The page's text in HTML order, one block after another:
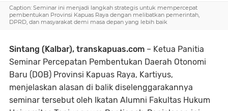
Caption: Seminar ini menjadi langkah strategis untuk mempercepat
pembentukan Provinsi Kapuas Raya dengan melibatkan pemerintah,
DPRD, dan masyarakat demi masa depan yang lebih baik
Sintang (Kalbar), transkapuas.com – Ketua Panitia
Seminar Percepatan Pembentukan Daerah Otonomi
Baru (DOB) Provinsi Kapuas Raya, Kartiyus,
menjelaskan alasan di balik diselenggarakannya
seminar tersebut oleh Ikatan Alumni Fakultas Hukum